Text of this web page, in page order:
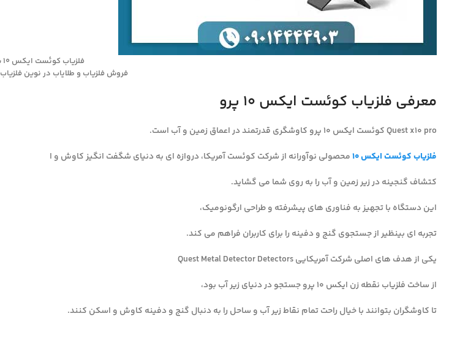
فلزیاب کوئست ایکس 10 پرو
فروش فلزیاب و طلایاب در نوین فلزیاب 09014444903
معرفی فلزیاب کوئست ایکس 10 پرو
Quest x10 pro کوئست ایکس 10 پرو کاوشگری قدرتمند در اعماق زمین و آب است.
فلزیاب کوئست ایکس 10
محصولی نوآورانه از شرکت کوئست آمریکا، دروازه ای به دنیای شگفت انگیز کاوش و ا
کتشاف گنجینه در زیر زمین و آب را به روی شما می گشاید.
این دستگاه با تجهیز به فناوری های پیشرفته و طراحی ارگونومیک،
تجربه ای بینظیر از جستجوی گنج و دفینه را برای کاربران فراهم می کند.
یکی از هدف های اصلی شرکت آمریکایی Quest Metal Detector Detectors
از ساخت فلزیاب نقطه زن ایکس 10 پرو جستجو در دنیای زیر آب بود،
تا کاوشگران بتوانند با خیال راحت تمام نقاط زیر آب و ساحل را به دنبال گنج و دفینه کاوش و اسکن کنند.